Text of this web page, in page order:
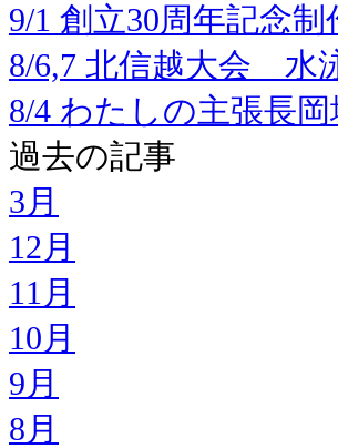
9/1 創立30周年記念
8/6,7 北信越大会 水
8/4 わたしの主張長
過去の記事
3月
12月
11月
10月
9月
8月